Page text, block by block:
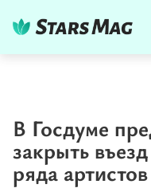
В Госдуме
закрыть
ряда артистов